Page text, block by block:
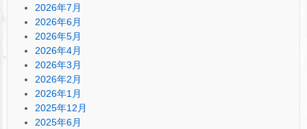
2026年7月
2026年6月
2026年5月
2026年4月
2026年3月
2026年2月
2026年1月
2025年12月
2025年6月